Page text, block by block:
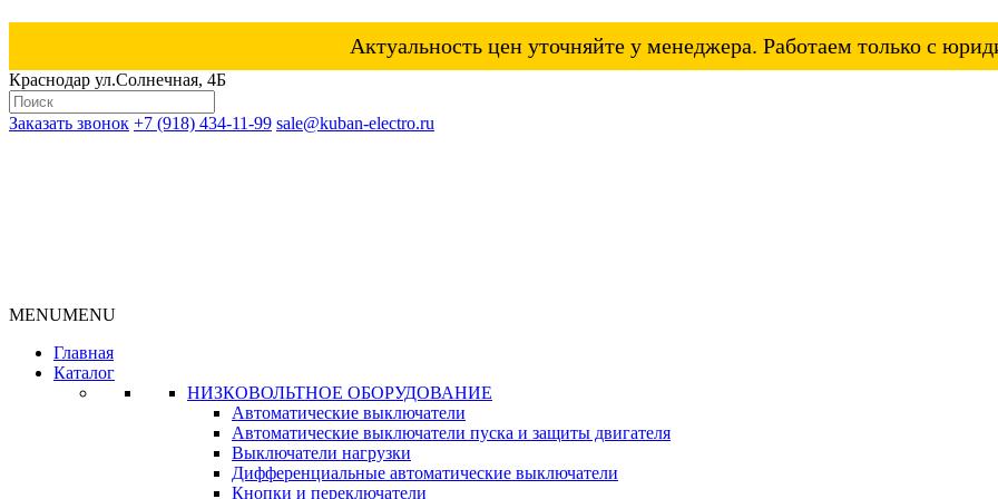
Актуальность цен уточняйте у менеджера. Работаем только с
Краснодар ул.Солнечная, 4Б
Заказать звонок +7 (918) 434-11-99 sale@kuban-electro.ru
MENUMENU
Главная
Каталог
НИЗКОВОЛЬТНОЕ ОБОРУДОВАНИЕ
Автоматические выключатели
Автоматические выключатели пуска и защиты двигателя
Выключатели нагрузки
Дифференциальные автоматические выключатели
Кнопки и переключатели